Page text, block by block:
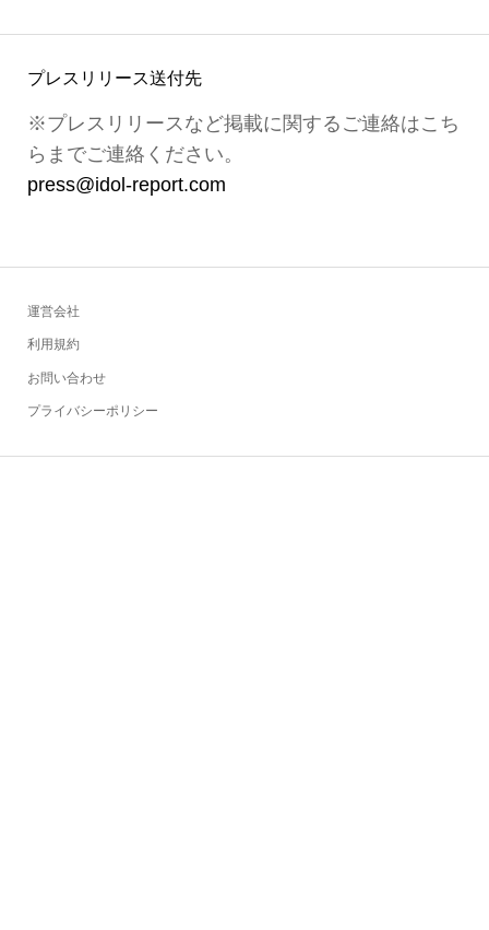
プレスリリース送付先
※プレスリリースなど掲載に関するご連絡はこち
らまでご連絡ください。
press@idol-report.com
運営会社
利用規約
お問い合わせ
プライバシーポリシー